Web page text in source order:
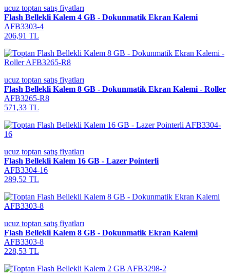
ucuz toptan satış fiyatları
Flash Bellekli Kalem 4 GB - Dokunmatik Ekran Kalemi
AFB3303-4
206,91 TL
ucuz toptan satış fiyatları
Flash Bellekli Kalem 8 GB - Dokunmatik Ekran Kalemi - Roller
AFB3265-R8
571,33 TL
ucuz toptan satış fiyatları
Flash Bellekli Kalem 16 GB - Lazer Pointerli
AFB3304-16
289,52 TL
ucuz toptan satış fiyatları
Flash Bellekli Kalem 8 GB - Dokunmatik Ekran Kalemi
AFB3303-8
228,53 TL